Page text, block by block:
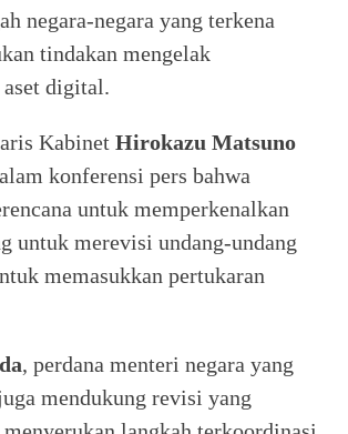
negara-negara yang terkena
tindakan mengelak
aset digital.
Kabinet Hirokazu Matsuno
konferensi pers bahwa
untuk memperkenalkan
untuk merevisi undang-undang
memasukkan pertukaran
, perdana menteri negara yang
mendukung revisi yang